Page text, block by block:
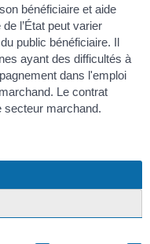
bénéficiaire et aide
l’État peut varier
public bénéficiaire. Il
ayant des difficultés à
dans l'emploi
Le contrat
secteur marchand.